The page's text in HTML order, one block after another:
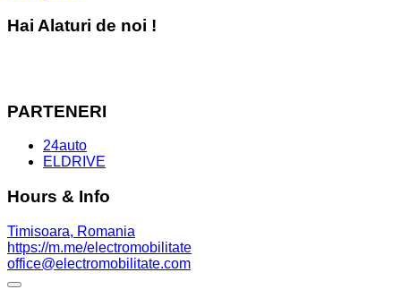
Hai Alaturi de noi !
PARTENERI
24auto
ELDRIVE
Hours & Info
Timisoara, Romania
https://m.me/electromobilitate
office@electromobilitate.com
Expand